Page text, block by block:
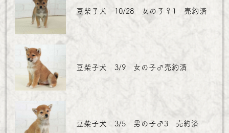
豆柴子犬 10/28 女の子♀1 売約済
豆柴子犬 3/9 女の子♂売約済
豆柴子犬 3/5 男の子♂3 売約済